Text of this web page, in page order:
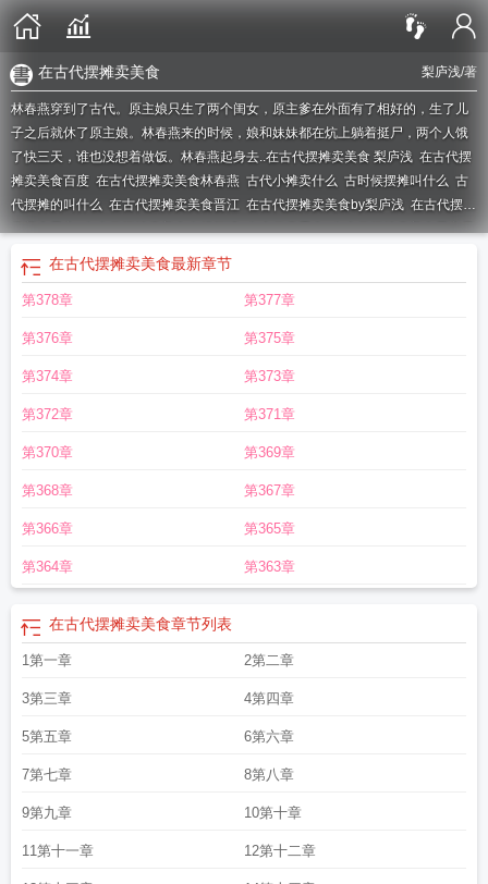
梨庐浅/著
在古代摆摊卖美食
林春燕穿到了古代。原主娘只生了两个闺女，原主爹在外面有了相好的，生了儿
子之后就休了原主娘。林春燕来的时候，娘和妹妹都在炕上躺着挺尸，两个人饿
了快三天，谁也没想着做饭。林春燕起身去..在古代摆摊卖美食 梨庐浅 在古代摆
摊卖美食百度 在古代摆摊卖美食林春燕 古代小摊卖什么 古时候摆摊叫什么 古
代摆摊的叫什么 在古代摆摊卖美食晋江 在古代摆摊卖美食by梨庐浅 在古代摆摊
卖美食男主在古代摆摊卖美食在线阅读在古代卖零食在古代摆摊卖美食男主是
古代摊子都卖什么 古人摆摊 在古代摆摊卖美食番外
免费阅读
摊卖美食笔趣阁全文免费阅读
在古代摆摊卖美食短剧
摊卖美食全文阅读
在古代摆摊卖美食男主叫什么
卖美食by在古代摆摊卖美食作者梨庐浅在古代摆摊卖美食无弹窗
食TXT古代摊贩卖些什么 古代摆地摊的人叫什么
古代摆摊卖美食千灯
在古代摆摊卖美食by千灯引潮晋江
TXT笔趣阁
古代摊贩叫什么在古代摆摊卖美食笔趣阁
吗 在古代摆摊的日子 在古代摆摊卖美食梨庐浅免费阅读
常在古代摆摊卖美食梨庐浅林春燕 古时摆摊的叫什么
在古代摆摊卖美食最新章节
第378章 第377章
第376章 第375章
第374章 第373章
第372章 第371章
第370章 第369章
第368章 第367章
第366章 第365章
第364章 第363章
在古代摆摊卖美食章节列表
1第一章 2第二章
3第三章 4第四章
5第五章 6第六章
7第七章 8第八章
9第九章 10第十章
11第十一章 12第十二章